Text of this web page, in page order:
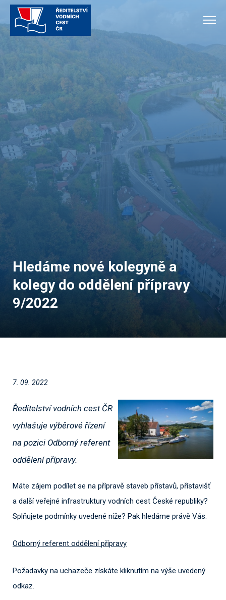
Hledáme nové kolegyně a
kolegy do oddělení přípravy
9/2022
7. 09. 2022
Ředitelství vodních cest ČR
vyhlašuje výběrové řízení
na pozici Odborný referent
oddělení přípravy.
Máte zájem podílet se na přípravě staveb přístavů, přístavišť
a další veřejné infrastruktury vodních cest České republiky?
Splňujete podmínky uvedené níže? Pak hledáme právě Vás.
Odborný referent oddělení přípravy
Požadavky na uchazeče získáte kliknutím na výše uvedený
odkaz.